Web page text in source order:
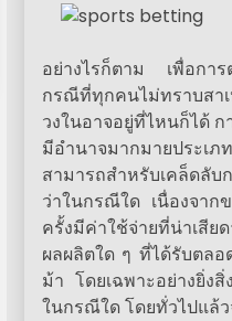
อย่างไรก็ตาม เพื่อกา
กรณีที่ทุกคนไม่ทราบสา
วงในอาจอยู่ที่ไหนก็ได้
มีอำนาจมากมายประเ
สามารถสำหรับเคล็ดลั
ว่าในกรณีใด เนื่องจาก
ครั้งมีค่าใช้จ่ายที่น่าเสี
ผลผลิตใด ๆ ที่ได้รับตล
ม้า โดยเฉพาะอย่างยิ่ง
ในกรณีใด โดยทั่วไปแล้